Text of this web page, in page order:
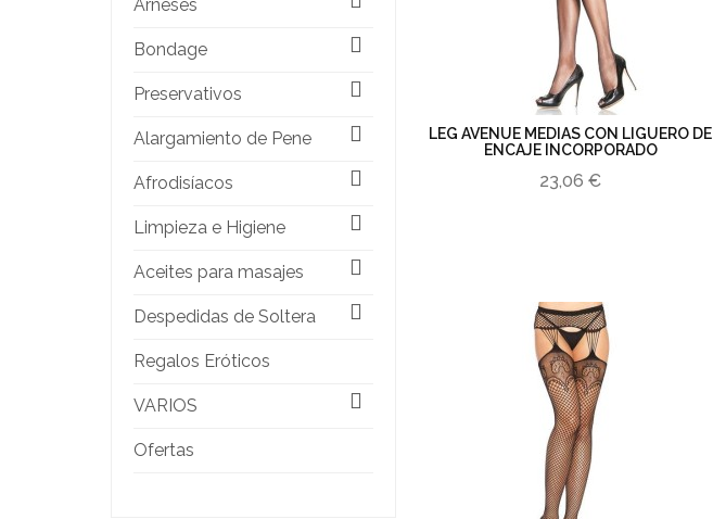
Arneses
Bondage
Preservativos
Alargamiento de Pene
Afrodisíacos
Limpieza e Higiene
Aceites para masajes
Despedidas de Soltera
Regalos Eróticos
VARIOS
Ofertas
LEG AVENUE MEDIAS CON LIGUERO DE
ENCAJE INCORPORADO
23,06 €